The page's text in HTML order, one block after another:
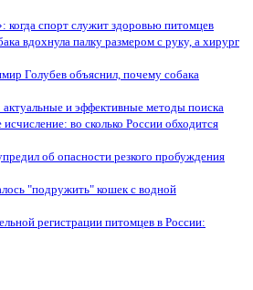
когда спорт служит здоровью питомцев
вдохнула палку размером с руку, а хирург
Голубев объяснил, почему собака
и эффективные методы поиска
во сколько России обходится
об опасности резкого пробуждения
"подружить" кошек с водной
регистрации питомцев в России: